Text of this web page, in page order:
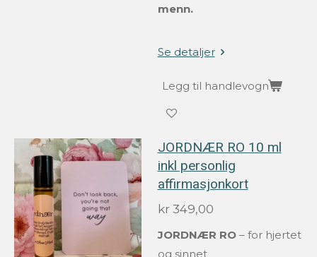
menn.
Se detaljer
Legg til handlevogn
JORDNÆR RO 10 ml
inkl personlig
affirmasjonkort
kr 349,00
JORDNÆR RO– for hjertet
og sinnet